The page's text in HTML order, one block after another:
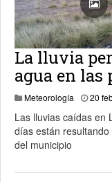
La lluvia
agua en las
Meteorología 20
Las lluvias caídas en
días están
del municipio